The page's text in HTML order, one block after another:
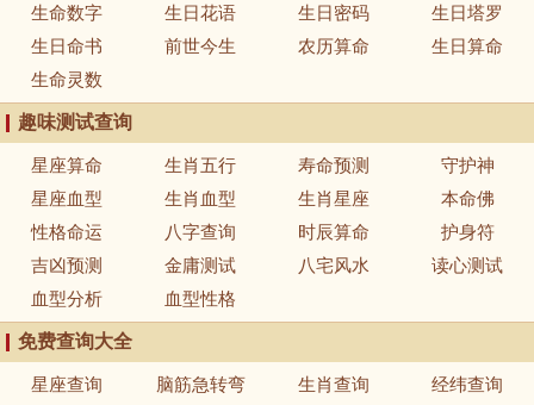
生命数字 生日花语 生日密码
生日塔罗
生日命书
前世今生 农历算命
生日算命
生命灵数
趣味测试查询
星座算命 生肖五行 寿命预测
守护神
星座血型
生肖血型 生肖星座
本命佛
性格命运
八字查询 时辰算命
护身符
吉凶预测
金庸测试 八宅风水
读心测试
血型分析
血型性格
免费查询大全
星座查询 脑筋急转弯 生肖查询
经纬查询